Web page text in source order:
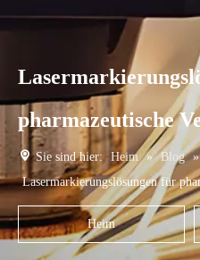
pharmazeutische
Sie sind hier: Heim » Blog
Lasermarkierungslösungen für
Heim